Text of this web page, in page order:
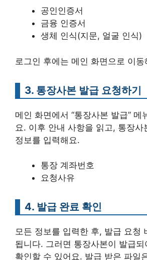
공인인증서
금융 인증서
생체 인식(지문, 얼굴 인식)
로그인 후에는 메인 화면으로 이동
3. 통장사본 발급 요청하기
메인 화면에서 “통장사본 발급” 메
요. 이후 안내 사항을 읽고, 통장사
정보를 입력해요.
통장 계좌번호
요청사유
4. 발급 완료 확인
모든 정보를 입력한 후, 발급 요청
됩니다. 그러면 통장사본이 발급
확인할 수 있어요. 발급 받은 파일